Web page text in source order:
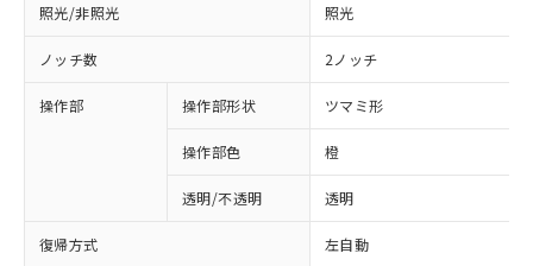
照光/非照光 照光
ノッチ数 2ノッチ
操作部 操作部形状 ツマミ形
操作部色 橙
透明/不透明 透明
復帰方式 左自動